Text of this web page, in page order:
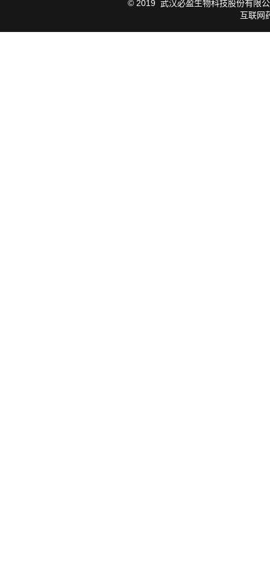
© 2019 武汉必盈生物科技股份有限
互联网